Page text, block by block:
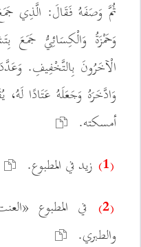
ثُمَّ وَصَفَهُ فَقَالَ: الَّذِي
وَحَمْزَةُ وَالْكِسَائِيُّ جَمَعَ
الْآخَرُونَ بِالتَّخْفِيفِ.
وَادَّخَرَهُ وَجَعَلَهُ عَتَادًا
أمسكته.
(1) زيد في المطبوع.
(2)
في المطبوع
والطبري.